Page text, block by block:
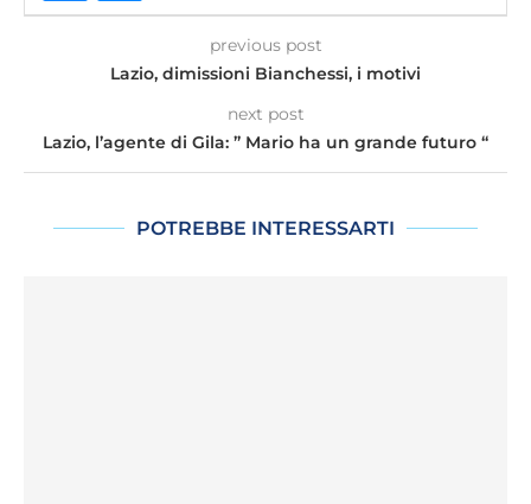
previous post
Lazio, dimissioni Bianchessi, i motivi
next post
Lazio, l’agente di Gila: ” Mario ha un grande futuro “
POTREBBE INTERESSARTI